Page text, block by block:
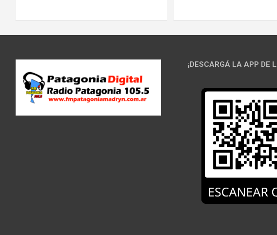
¡DESCARGÁ LA APP DE